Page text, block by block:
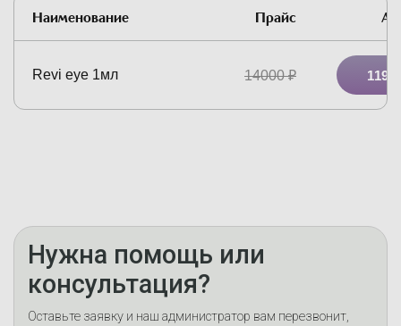
Наименование Прайс
Revi eye 1мл 14000₽
Нужна помощь или
консультация?
Оставьте заявку и наш администратор вам перезвонит,